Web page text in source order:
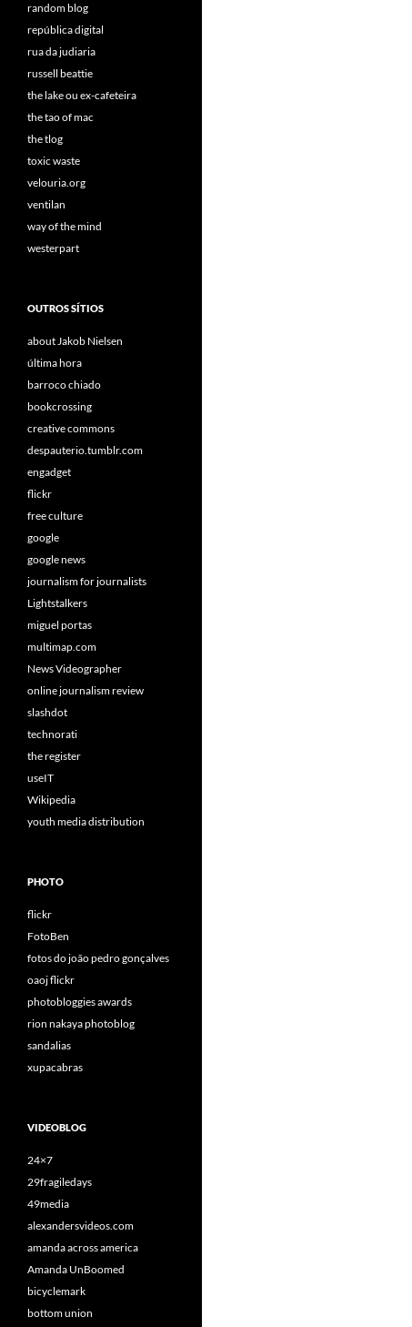
random blog
república digital
rua da judiaria
russell beattie
the lake ou ex-cafeteira
the tao of mac
the tlog
toxic waste
velouria.org
ventilan
way of the mind
westerpart
OUTROS SÍTIOS
about Jakob Nielsen
última hora
barroco chiado
bookcrossing
creative commons
despauterio.tumblr.com
engadget
flickr
free culture
google
google news
journalism for journalists
Lightstalkers
miguel portas
multimap.com
News Videographer
online journalism review
slashdot
technorati
the register
useIT
Wikipedia
youth media distribution
PHOTO
flickr
FotoBen
fotos do joão pedro gonçalves
oaoj flickr
photobloggies awards
rion nakaya photoblog
sandalias
xupacabras
VIDEOBLOG
24×7
29fragiledays
49media
alexandersvideos.com
amanda across america
Amanda UnBoomed
bicyclemark
bottom union